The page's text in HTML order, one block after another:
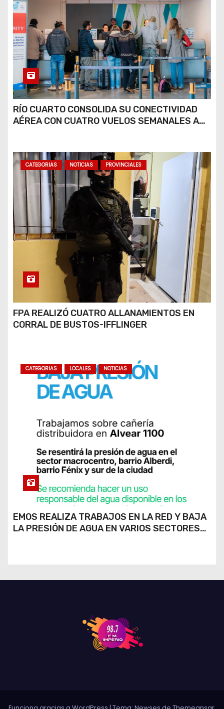
RÍO CUARTO CONSOLIDA SU CONECTIVIDAD
AÉREA CON CUATRO VUELOS SEMANALES A
CATEGORIAS NOTICIAS PROVINCIALES
FPA REALIZÓ CUATRO ALLANAMIENTOS EN
CORRAL DE BUSTOS-IFFLINGER
CATEGORIAS LOCALES NOTICIAS
EMOS REALIZA TRABAJOS EN LA RED Y BAJA
LA PRESIÓN DE AGUA EN VARIOS SECTORES